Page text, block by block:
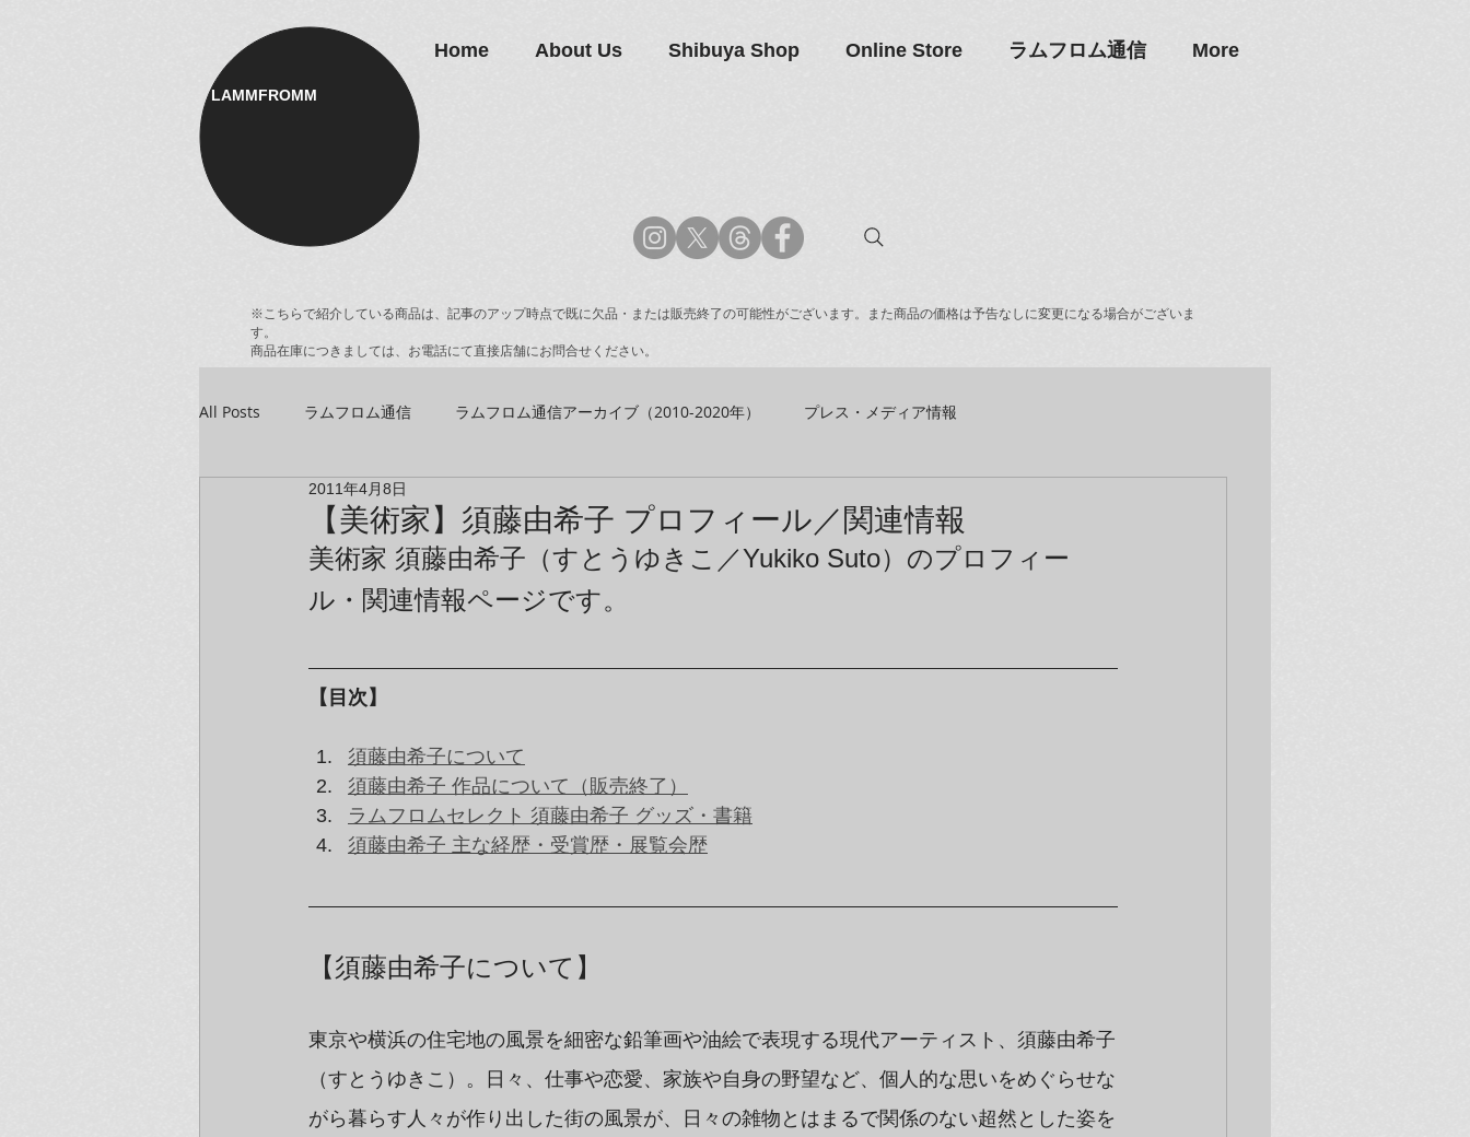
LAMMFROMM​
Home About Us Shibuya Shop Online Store ラムフロム通信 More
※こちらで紹介している商品は、記事のアップ時点で既に欠品・または販売終了の可能性がございます。また商品の価格は予告なしに変更になる場合がございま
す。
商品在庫につきましては、お電話にて直接店舗にお問合せください。
All Posts ラムフロム通信 ラムフロム通信アーカイブ（2010-2020年） プレス・メディア情報
アーティスト＆クリエイター紹介
【美術家】須藤由希子 プロフィール／関連情報
2011年4月8日
美術家 須藤由希子（すとうゆきこ／Yukiko Suto）のプロフィー
ル・関連情報ページです。
【目次】
須藤由希子について
須藤由希子 作品について（販売終了）
ラムフロムセレクト 須藤由希子 グッズ・書籍
須藤由希子 主な経歴・受賞歴・展覧会歴
【須藤由希子について】
東京や横浜の住宅地の風景を細密な鉛筆画や油絵で表現する現代アーティスト、須藤由希子
（すとうゆきこ）。日々、仕事や恋愛、家族や自身の野望など、個人的な思いをめぐらせな
がら暮らす人々が作り出した街の風景が、日々の雑物とはまるで関係のない超然とした姿を